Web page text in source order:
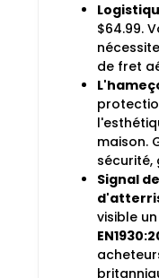
$64.99.
de fret
maison.
sécurité,
Signal
visible